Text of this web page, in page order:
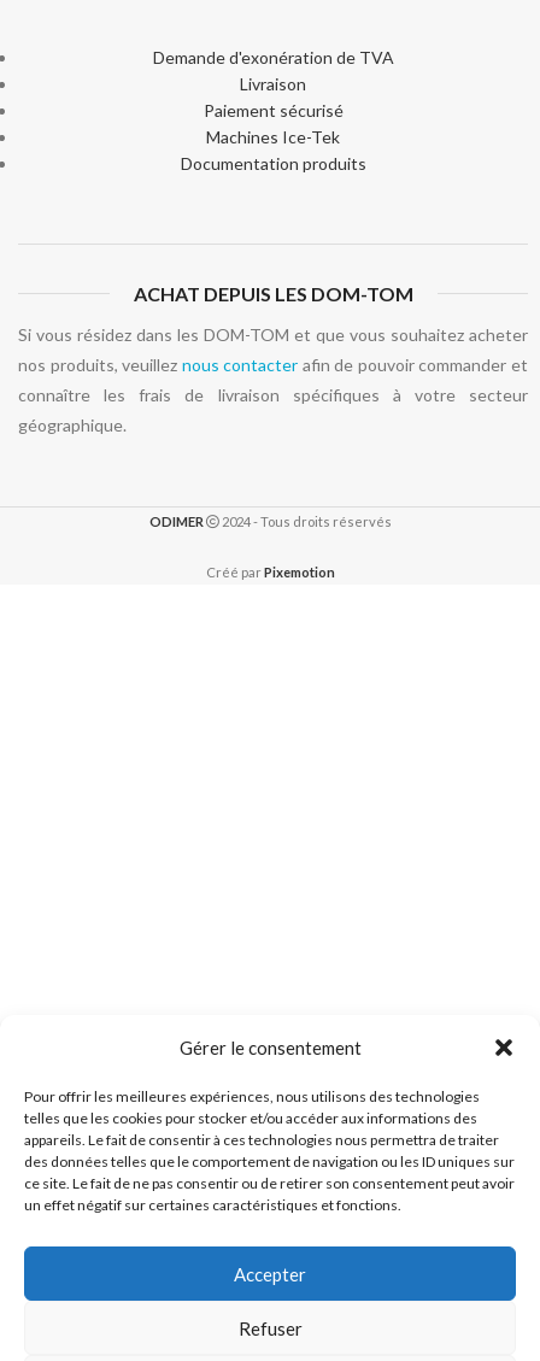
Gérer le consentement
Pour offrir les meilleures expériences, nous utilisons des technologies
telles que les cookies pour stocker et/ou accéder aux informations des
appareils. Le fait de consentir à ces technologies nous permettra de traiter
des données telles que le comportement de navigation ou les ID uniques sur
ce site. Le fait de ne pas consentir ou de retirer son consentement peut avoir
un effet négatif sur certaines caractéristiques et fonctions.
Accepter
Refuser
Demande d'exonération de TVA
Livraison
Paiement sécurisé
Machines Ice-Tek
Documentation produits
ACHAT DEPUIS LES DOM-TOM
Si vous résidez dans les DOM-TOM et que vous souhaitez acheter
nos produits, veuillez nous contacter afin de pouvoir commander et
connaître les frais de livraison spécifiques à votre secteur
géographique.
ODIMER 2024 - Tous droits réservés
Créé parPixemotion